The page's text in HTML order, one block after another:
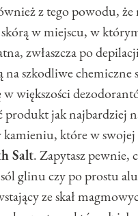
z tego powodu, że
skórą w miejscu, w
zwłaszcza po
na szkodliwe chemiczne
większości
produkt jak najbardziej
kamieniu, które w
Salt. Zapytasz pewnie,
glinu czy po prostu
ze skał